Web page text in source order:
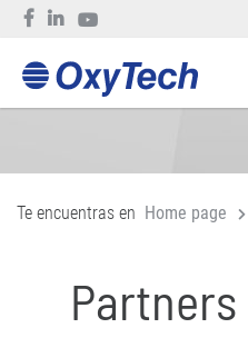
Te encuentras en Home page
Partners